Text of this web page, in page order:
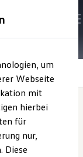
um
Webseite
mit
hierbei
für
nur,
Diese